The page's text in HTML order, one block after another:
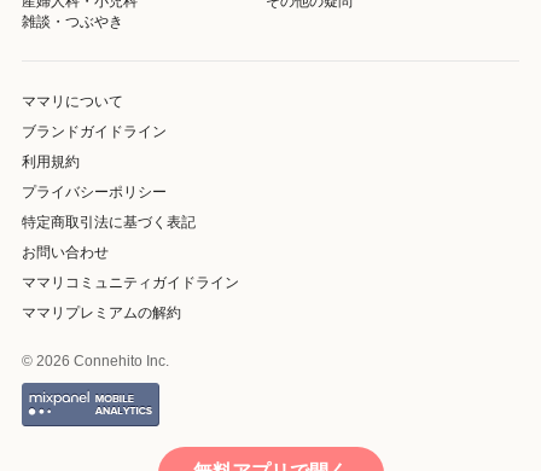
雑談・つぶやき
ママリについて
ブランドガイドライン
利用規約
プライバシーポリシー
特定商取引法に基づく表記
お問い合わせ
ママリコミュニティガイドライン
ママリプレミアムの解約
© 2026 Connehito Inc.